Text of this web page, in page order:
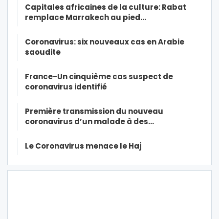
Capitales africaines de la culture: Rabat
remplace Marrakech au pied…
Coronavirus: six nouveaux cas en Arabie
saoudite
France-Un cinquième cas suspect de
coronavirus identifié
Première transmission du nouveau
coronavirus d’un malade à des…
Le Coronavirus menace le Haj